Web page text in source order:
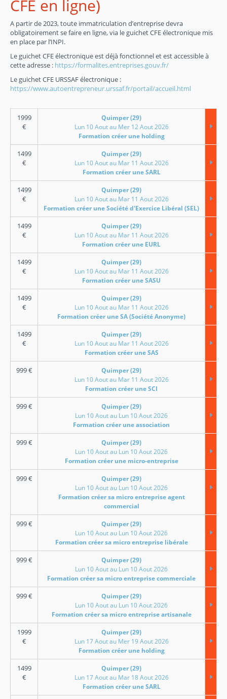
CFE en ligne)
A partir de 2023, toute immatriculation d’entreprise devra
obligatoirement se faire en ligne, via le guichet CFE électronique mis
en place par l’INPI.
Le guichet CFE électronique est déjà fonctionnel et est accessible à
cette adresse : https://formalites.entreprises.gouv.fr/
Le guichet CFE URSSAF électronique :
https://www.autoentrepreneur.urssaf.fr/portail/accueil.html
1999
€
Quimper (29)
Lun 10 Aout au Mer 12 Aout 2026
Formation créer une holding
1499
€
Quimper (29)
Lun 10 Aout au Mar 11 Aout 2026
Formation créer une SARL
1499
€
Quimper (29)
Lun 10 Aout au Mar 11 Aout 2026
Formation créer une Société d'Exercice Libéral (SEL)
1499
€
Quimper (29)
Lun 10 Aout au Mar 11 Aout 2026
Formation créer une EURL
1499
€
Quimper (29)
Lun 10 Aout au Mar 11 Aout 2026
Formation créer une SASU
1499
€
Quimper (29)
Lun 10 Aout au Mar 11 Aout 2026
Formation créer une SA (Société Anonyme)
1499
€
Quimper (29)
Lun 10 Aout au Mar 11 Aout 2026
Formation créer une SAS
999€
Quimper (29)
Lun 10 Aout au Mar 11 Aout 2026
Formation créer une SCI
999€
Quimper (29)
Lun 10 Aout au Lun 10 Aout 2026
Formation créer une association
999€
Quimper (29)
Lun 10 Aout au Lun 10 Aout 2026
Formation créer une micro-entreprise
999€
Quimper (29)
Lun 10 Aout au Lun 10 Aout 2026
Formation créer sa micro entreprise agent
commercial
999€
Quimper (29)
Lun 10 Aout au Lun 10 Aout 2026
Formation créer sa micro entreprise libérale
999€
Quimper (29)
Lun 10 Aout au Lun 10 Aout 2026
Formation créer sa micro entreprise commerciale
999€
Quimper (29)
Lun 10 Aout au Lun 10 Aout 2026
Formation créer sa micro entreprise artisanale
1999
€
Quimper (29)
Lun 17 Aout au Mer 19 Aout 2026
Formation créer une holding
1499
€
Quimper (29)
Lun 17 Aout au Mar 18 Aout 2026
Formation créer une SARL